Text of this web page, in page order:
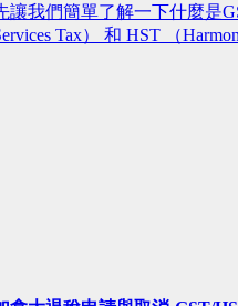
讓我們簡單了解一下什麼是
Tax） 和 HST （